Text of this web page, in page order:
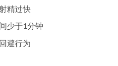
精过快
少于1分钟
避行为